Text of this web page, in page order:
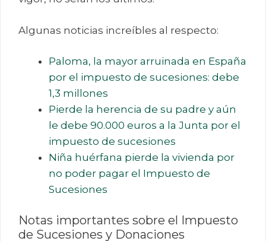
Algunas noticias increíbles al respecto:
Paloma, la mayor arruinada en España
por el impuesto de sucesiones: debe
1,3 millones
Pierde la herencia de su padre y aún
le debe 90.000 euros a la Junta por el
impuesto de sucesiones
Niña huérfana pierde la vivienda por
no poder pagar el Impuesto de
Sucesiones
Notas importantes sobre el Impuesto
de Sucesiones y Donaciones